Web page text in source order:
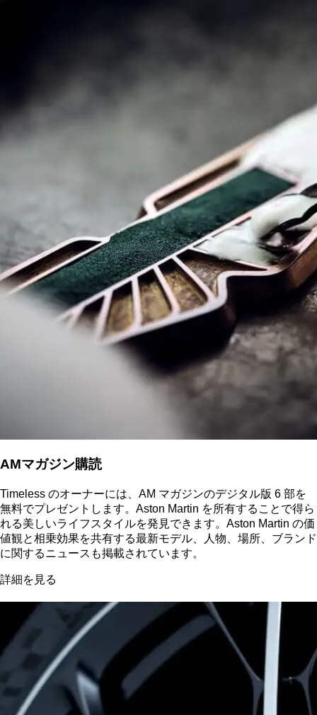
AMマガジン購読
Timeless のオーナーには、AM マガジンのデジタル版 6 部を
無料でプレゼントします。Aston Martin を所有することで得ら
れる美しいライフスタイルを発見できます。Aston Martin の価
値観と相乗効果を共有する最新モデル、人物、場所、ブランド
に関するニュースも掲載されています。
詳細を見る